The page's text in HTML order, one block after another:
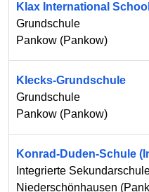
Klax International
Grundschule
Pankow (Pankow)
Klecks-Grundschule
Grundschule
Pankow (Pankow)
Konrad-Duden-Schule
Integrierte
Niederschönhausen (